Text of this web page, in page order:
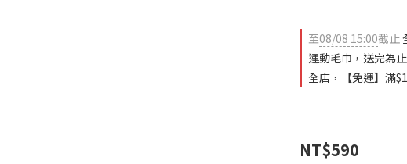
至08/08 15:00截止
運動毛巾，送完為止
全店，【免運】滿
NT$590